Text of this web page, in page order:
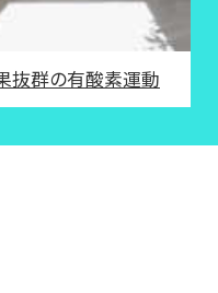
抜群の有酸素運動